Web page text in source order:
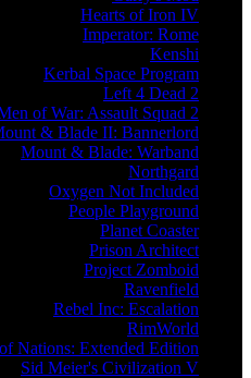
Hearts of Iron IV
Imperator: Rome
Kenshi
Kerbal Space Program
Left 4 Dead 2
of War: Assault Squad 2
& Blade II: Bannerlord
Mount & Blade: Warband
Northgard
Oxygen Not Included
People Playground
Planet Coaster
Prison Architect
Project Zomboid
Ravenfield
Rebel Inc: Escalation
RimWorld
Nations: Extended Edition
Sid Meier's Civilization V